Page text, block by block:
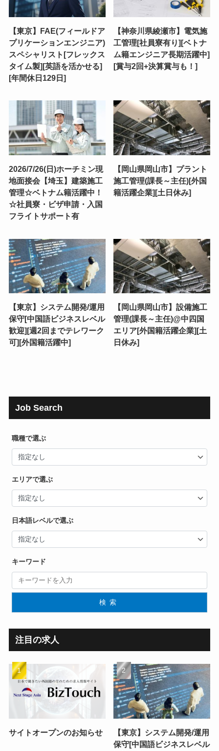
【東京】FAE(フィールドア
プリケーションエンジニア)
スペシャリスト[フレックス
タイム製][英語を活かせる]
[年間休日129日]
【神奈川県綾瀬市】電気施
工管理[社員寮有り][ベトナ
ム籍エンジニア長期活躍中]
[賞与2回+決算賞与も！]
2026/7/26(日)ホーチミン現
地面接会【埼玉】建築施工
管理☆ベトナム籍活躍中！
☆社員寮・ビザ申請・入国
フライトサポート有
【岡山県岡山市】プラント
施工管理(課長～主任)[外国
籍活躍企業][土日休み]
【東京】システム開発/運用
保守[中国語ビジネスレベル
歓迎][週2回までテレワーク
可][外国籍活躍中]
【岡山県岡山市】設備施工
管理(課長～主任)@中四国
エリア[外国籍活躍企業][土
日休み]
Job Search
職種で選ぶ
エリアで選ぶ
日本語レベルで選ぶ
キーワード
検索
注目の求人
サイトオープンのお知らせ
【東京】システム開発/運用
保守[中国語ビジネスレベル